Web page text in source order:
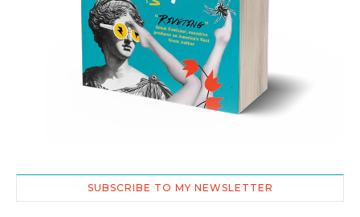
SUBSCRIBE TO MY NEWSLETTER